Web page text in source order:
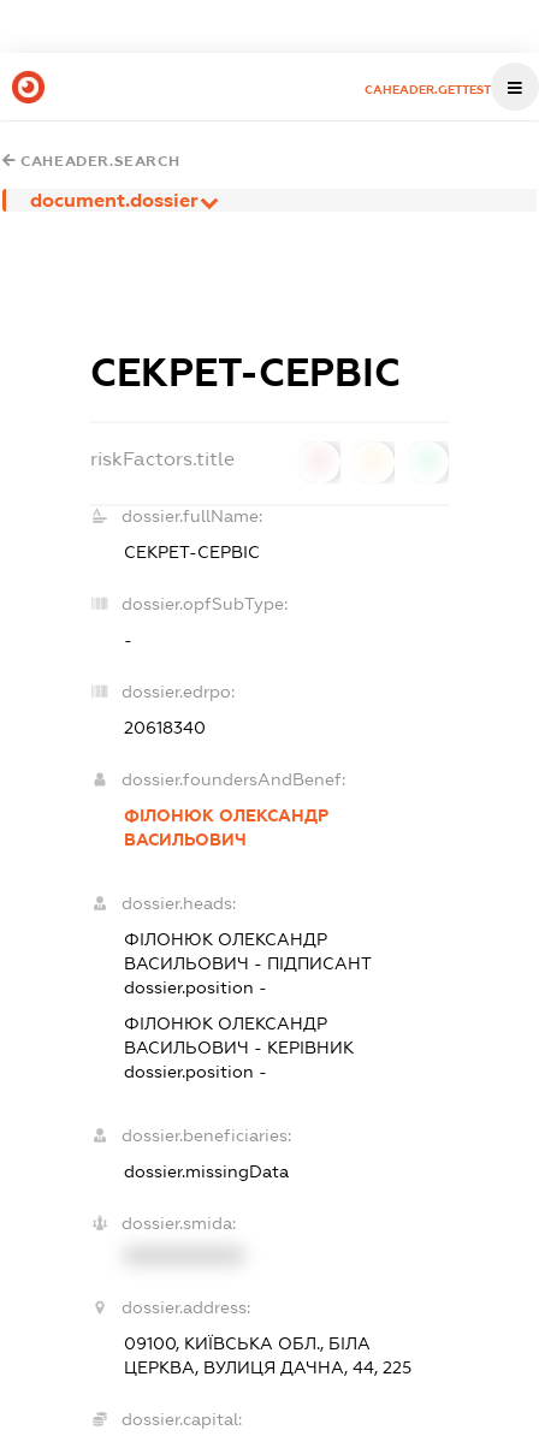
CAHEADER.GETTEST
CAHEADER.SEARCH
document.dossier
СЕКРЕТ-СЕРВІС
riskFactors.title
dossier.fullName:
СЕКРЕТ-СЕРВІС
dossier.opfSubType:
-
dossier.edrpo:
20618340
dossier.foundersAndBenef:
ФІЛОНЮК ОЛЕКСАНДР
ВАСИЛЬОВИЧ
dossier.heads:
ФІЛОНЮК ОЛЕКСАНДР
ВАСИЛЬОВИЧ - ПІДПИСАНТ
dossier.position -
ФІЛОНЮК ОЛЕКСАНДР
ВАСИЛЬОВИЧ - КЕРІВНИК
dossier.position -
dossier.beneficiaries:
dossier.missingData
dossier.smida:
dossier.address:
09100, КИЇВСЬКА ОБЛ., БІЛА
ЦЕРКВА, ВУЛИЦЯ ДАЧНА, 44, 225
dossier.capital: